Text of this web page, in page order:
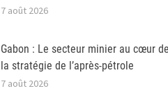
7 août 2026
Gabon : Le secteur minier au cœur de
la stratégie de l’après-pétrole
7 août 2026